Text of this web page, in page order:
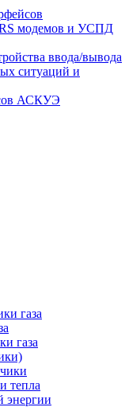
модемов и УСПД
ввода/вывода
ситуаций и
АСКУЭ
газа
газа
тепла
энергии